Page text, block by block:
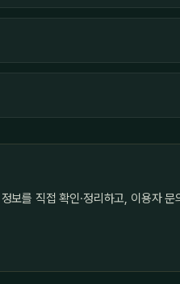
보를 직접 확인·정리하고, 이용자 문